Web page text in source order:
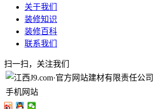
关于我们
装修知识
装修百科
联系我们
扫一扫，关注我们
手机网站